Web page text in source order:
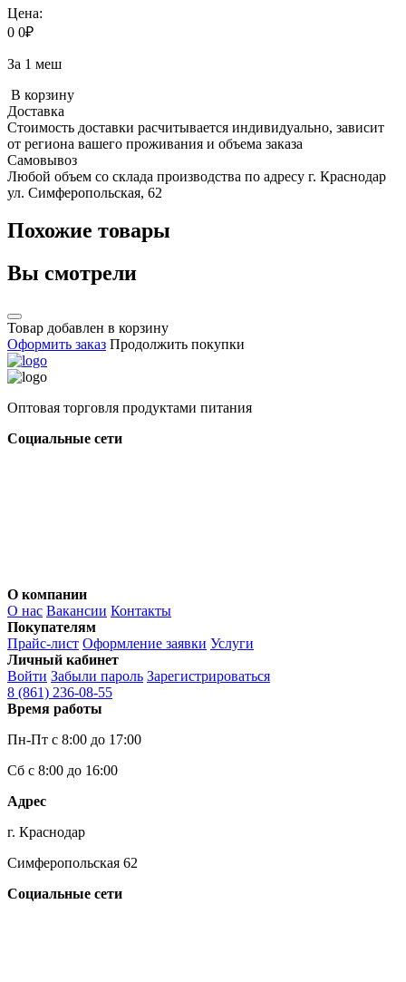
Цена:
0 0₽
За 1 меш
В корзину
Доставка
Стоимость доставки расчитывается индивидуально, зависит
от региона вашего проживания и объема заказа
Самовывоз
Любой объем со склада производства по адресу г. Краснодар
ул. Симферопольская, 62
Похожие товары
Вы смотрели
Товар добавлен в корзину
Оформить заказ Продолжить покупки
Оптовая торговля продуктами питания
Социальные сети
О компании
О нас Вакансии Контакты
Покупателям
Прайс-лист Оформление заявки Услуги
Личный кабинет
Войти Забыли пароль Зарегистрироваться
8 (861) 236-08-55
Время работы
Пн-Пт с 8:00 до 17:00
Сб с 8:00 до 16:00
Адрес
г. Краснодар
Симферопольская 62
Социальные сети